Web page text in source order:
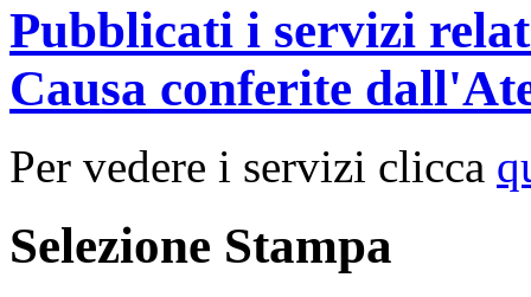
Pubblicati i servizi
Causa conferite
Per vedere i servizi clicca
Selezione Stampa